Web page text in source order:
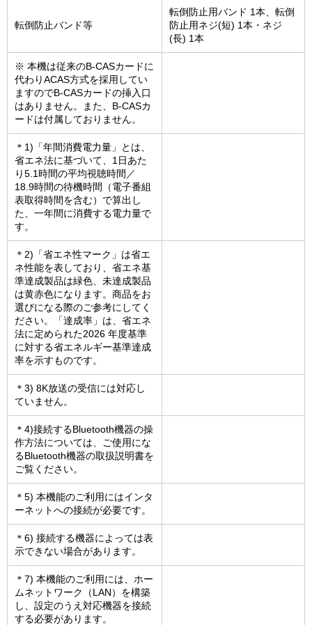
転倒防止バンド等
転倒防止用バンド 1本、転倒
防止用ネジ(短) 1本・ネジ
(長) 1本
※ 本機は従来のB-CASカードに
代わりACAS方式を採用してい
ますのでB-CASカードの挿入口
はありません。また、B-CASカ
ードは付属しておりません。
＊1)「年間消費電力量」とは、
省エネ法に基づいて、1日あた
り5.1時間の平均視聴時間／
18.9時間の待機時間（電子番組
表取得時間を含む）で算出し
た、一年間に消費する電力量で
す。
＊2)「省エネ性マーク」は省エ
ネ性能を表しており、省エネ基
準達成製品は緑色、未達成製品
は黄赤色になります。商品をお
選びになる際のご参考にしてく
ださい。「達成率」は、省エネ
法に定められた2026 年度基準
に対する省エネルギー基準達成
率を示すものです。
＊3) 8K放送の受信には対応し
ていません。
＊4)接続するBluetooth機器の操
作方法については、ご使用にな
るBluetooth機器の取扱説明書を
ご覧ください。
＊5) 本機能のご利用にはインタ
ーネットへの接続が必要です。
＊6) 接続する機器によっては表
示できない場合があります。
＊7) 本機能のご利用には、ホー
ムネットワーク（LAN）を構築
し、設定のうえ対応機器を接続
する必要があります。